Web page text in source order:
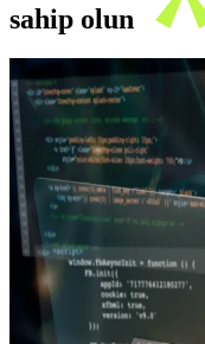
sahip olun